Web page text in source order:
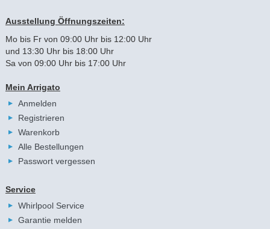
Ausstellung Öffnungszeiten:
Mo bis Fr von 09:00 Uhr bis 12:00 Uhr
und 13:30 Uhr bis 18:00 Uhr
Sa von 09:00 Uhr bis 17:00 Uhr
Mein Arrigato
Anmelden
Registrieren
Warenkorb
Alle Bestellungen
Passwort vergessen
Service
Whirlpool Service
Garantie melden